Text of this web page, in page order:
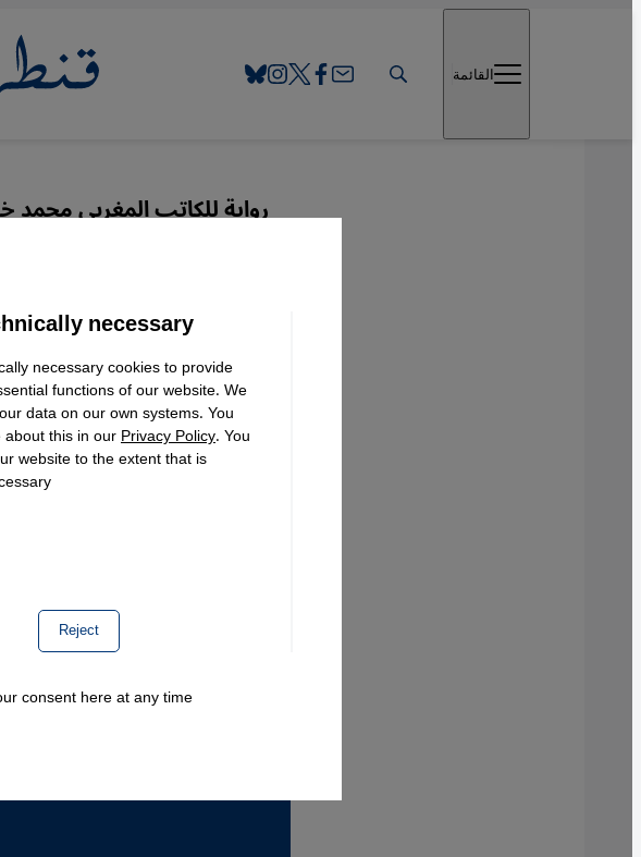
Direkt zum Inhalt springen
القائمة
رواية للكاتب المغربي محمد
عربي
necessary
necessary cookies to provide
functions of our website. We
data on our own systems. You
this in ourPrivacy Policy. You
website to the extent that is
Reject
consent here at any time.